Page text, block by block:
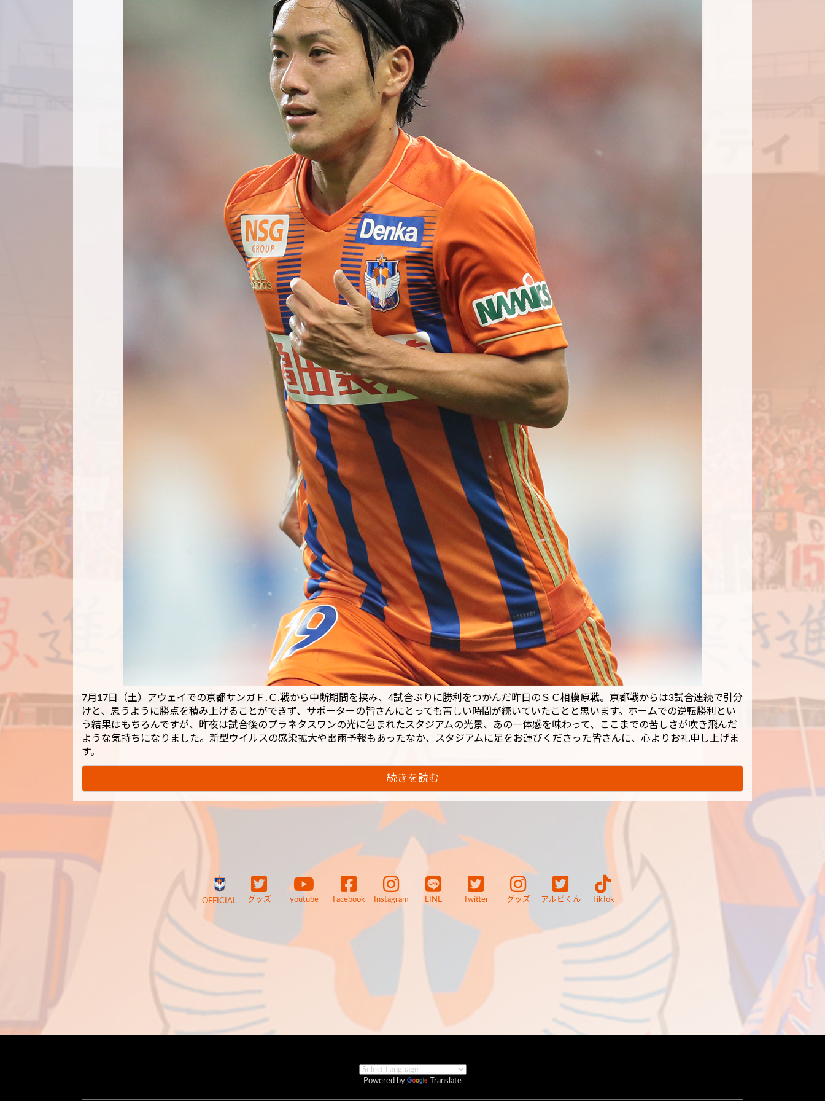
7月17日（土）アウェイでの京都サンガＦ.Ｃ.戦から中断期間を挟み、4試合ぶりに勝利をつかんだ昨日のＳＣ相模原戦。京都戦からは3試合連続で引分
けと、思うように勝点を積み上げることができず、サポーターの皆さんにとっても苦しい時間が続いていたことと思います。ホームでの逆転勝利とい
う結果はもちろんですが、昨夜は試合後のプラネタスワンの光に包まれたスタジアムの光景、あの一体感を味わって、ここまでの苦しさが吹き飛んだ
ような気持ちになりました。新型ウイルスの感染拡大や雷雨予報もあったなか、スタジアムに足をお運びくださった皆さんに、心よりお礼申し上げま
す。
続きを読む
OFFICIAL グッズ youtube Facebook Instagram LINE Twitter グッズ アルビくん TikTok
Powered by Translate